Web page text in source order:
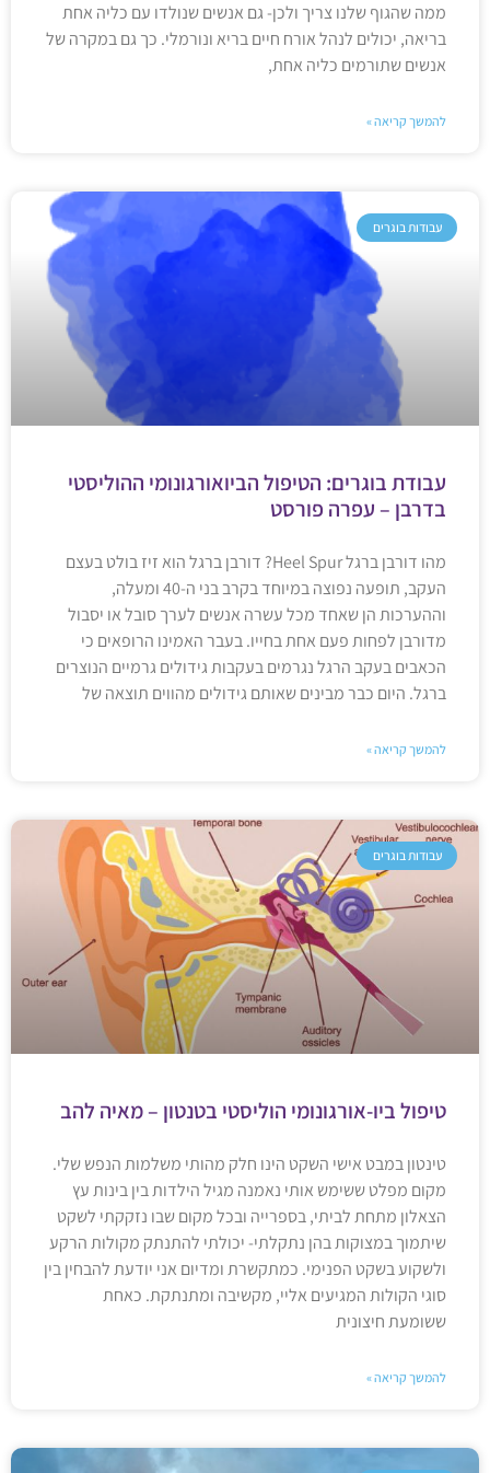
ממה שהגוף שלנו צריך ולכן- גם אנשים שנולדו עם כליה אחת
בריאה, יכולים לנהל אורח חיים בריא ונורמלי. כך גם במקרה של
אנשים שתורמים כליה אחת,
להמשך קריאה »
עבודות בוגרים
עבודת בוגרים: הטיפול הביואורגונומי ההוליסטי
בדרבן – עפרה פורסט
מהו דורבן ברגל Heel Spur? דורבן ברגל הוא זיז בולט בעצם
העקב, תופעה נפוצה במיוחד בקרב בני ה-40 ומעלה,
וההערכות הן שאחד מכל עשרה אנשים לערך סובל או יסבול
מדורבן לפחות פעם אחת בחייו. בעבר האמינו הרופאים כי
הכאבים בעקב הרגל נגרמים בעקבות גידולים גרמיים הנוצרים
ברגל. היום כבר מבינים שאותם גידולים מהווים תוצאה של
להמשך קריאה »
עבודות בוגרים
טיפול ביו-אורגונומי הוליסטי בטנטון – מאיה להב
טינטון במבט אישי השקט הינו חלק מהותי משלמות הנפש שלי.
מקום מפלט ששימש אותי נאמנה מגיל הילדות בין בינות עץ
הצאלון מתחת לביתי, בספרייה ובכל מקום שבו נזקקתי לשקט
שיתמוך במצוקות בהן נתקלתי- יכולתי להתנתק מקולות הרקע
ולשקוע בשקט הפנימי. כמתקשרת ומדיום אני יודעת להבחין בין
סוגי הקולות המגיעים אליי, מקשיבה ומתנתקת. כאחת
ששומעת חיצונית
להמשך קריאה »